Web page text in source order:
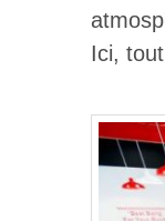
Ici,